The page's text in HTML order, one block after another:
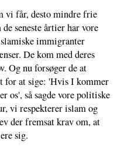
vi får, desto mindre frie
seneste årtier har vore
immigranter
De kom med deres
Og nu forsøger de at
for at sige: 'Hvis I kommer
os', så sagde vore politiske
vi respekterer islam og
der fremsat krav om, at
sig.